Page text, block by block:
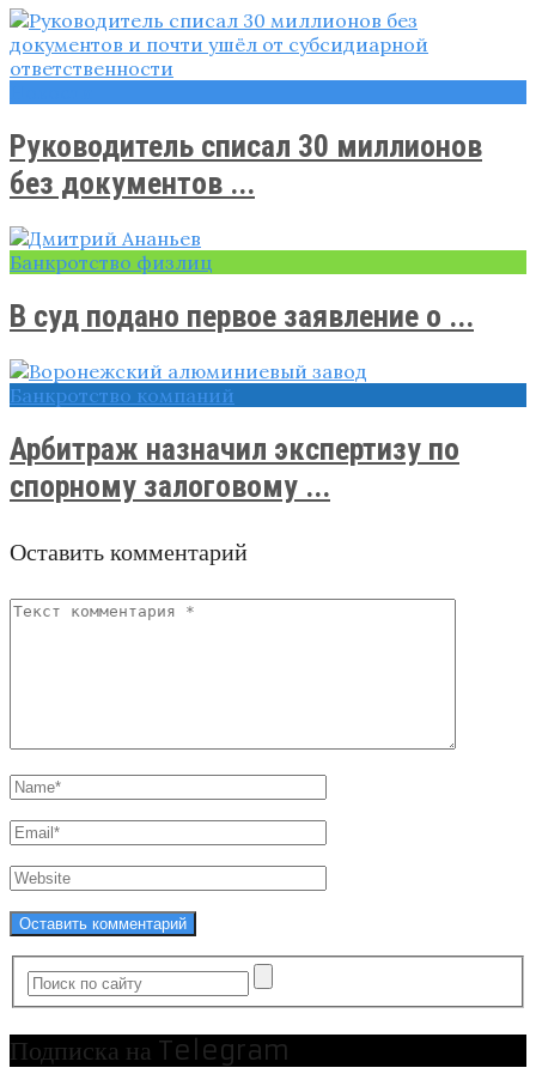
Руководитель списал 30 миллионов
без документов ...
Банкротство физлиц
В суд подано первое заявление о ...
Банкротство компаний
Арбитраж назначил экспертизу по
спорному залоговому ...
Оставить комментарий
Подписка на Telegram